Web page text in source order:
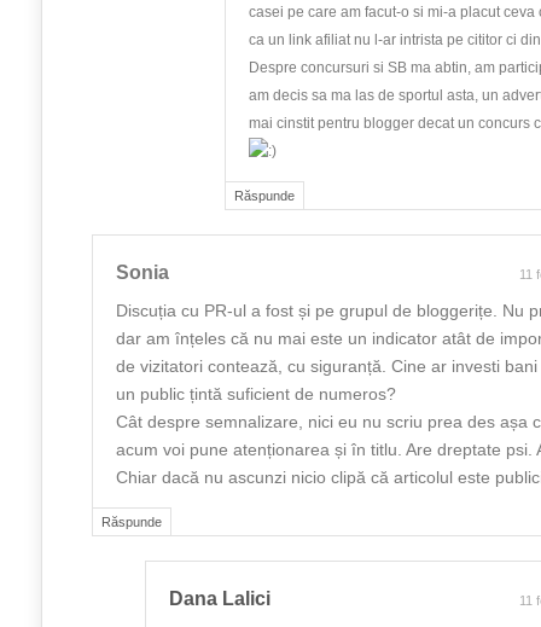
Răspunde
casei pe care am facut-o si mi-a placut ceva
ca un link afiliat nu l-ar intrista pe cititor ci
Despre concursuri si SB ma abtin, am
am decis sa ma las de sportul asta, un
mai cinstit pentru blogger decat un concurs
Răspunde
Sonia 11
Discuția cu PR-ul a fost și pe grupul de bloggerițe. Nu
dar am înțeles că nu mai este un indicator atât de
de vizitatori contează, cu siguranță. Cine ar investi
un public țintă suficient de numeros?
Cât despre semnalizare, nici eu nu scriu prea des așa
acum voi pune atenționarea și în titlu. Are dreptate psi.
Chiar dacă nu ascunzi nicio clipă că articolul este
Dana Lalici 11